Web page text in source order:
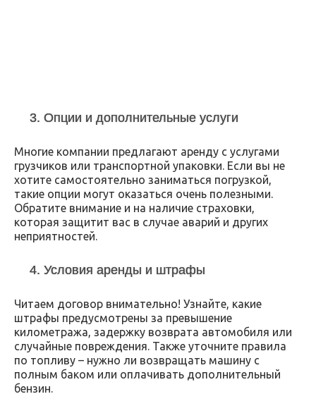
3. Опции и дополнительные услуги
Многие компании предлагают аренду с услугами
грузчиков или транспортной упаковки. Если вы не
хотите самостоятельно заниматься погрузкой,
такие опции могут оказаться очень полезными.
Обратите внимание и на наличие страховки,
которая защитит вас в случае аварий и других
неприятностей.
4. Условия аренды и штрафы
Читаем договор внимательно! Узнайте, какие
штрафы предусмотрены за превышение
километража, задержку возврата автомобиля или
случайные повреждения. Также уточните правила
по топливу – нужно ли возвращать машину с
полным баком или оплачивать дополнительный
бензин.